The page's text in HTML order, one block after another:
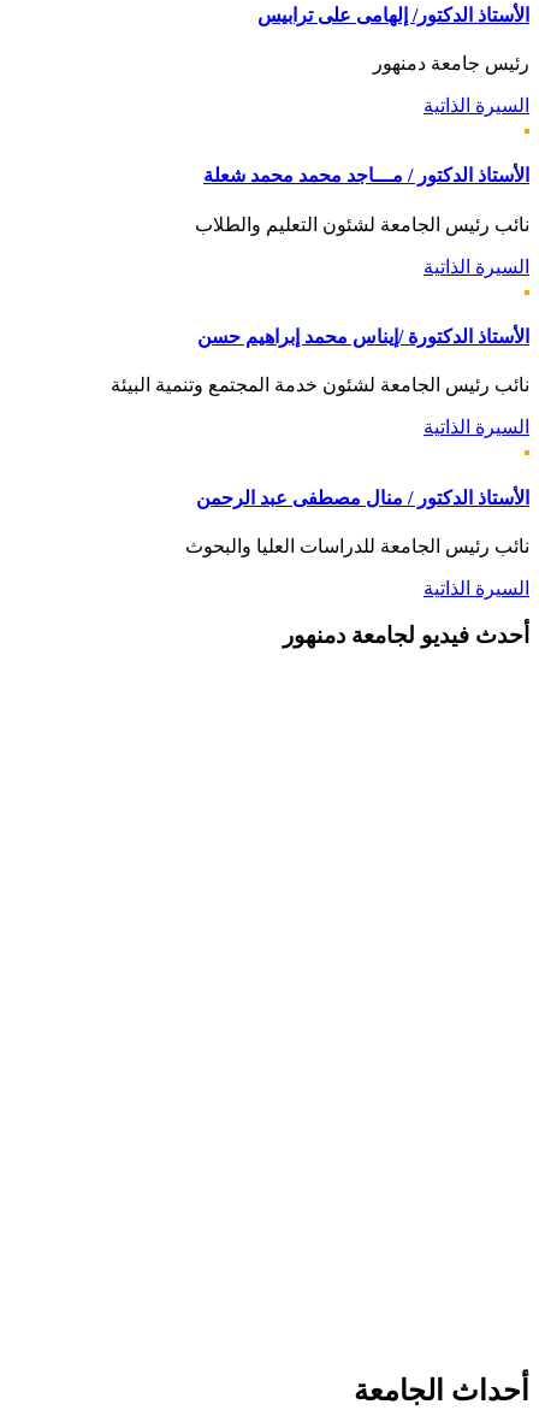
الأستاذ الدكتور/ إلهامى على ترابيس
رئيس جامعة دمنهور
السيرة الذاتية
الأستاذ الدكتور / مـــاجد محمد محمد شعلة
نائب رئيس الجامعة لشئون التعليم والطلاب
السيرة الذاتية
الأستاذ الدكتورة /إيناس محمد إبراهيم حسن
نائب رئيس الجامعة لشئون خدمة المجتمع وتنمية البيئة
السيرة الذاتية
الأستاذ الدكتور / منال مصطفى عبد الرحمن
نائب رئيس الجامعة للدراسات العليا والبحوث
السيرة الذاتية
أحدث فيديو لجامعة دمنهور
أحداث الجامعة